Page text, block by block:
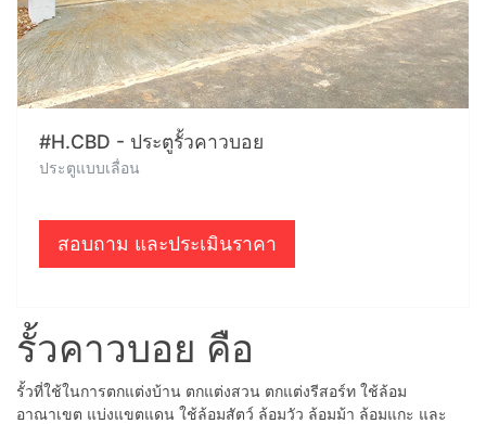
#H.CBD - ประตูรั้วคาวบอย
ประตูแบบเลื่อน
สอบถาม และประเมินราคา
รั้วคาวบอย คือ
รั้วที่ใช้ในการตกแต่งบ้าน ตกแต่งสวน ตกแต่งรีสอร์ท ใช้ล้อม
อาณาเขต แบ่งแขตแดน ใช้ล้อมสัตว์ ล้อมวัว ล้อมม้า ล้อมแกะ และ